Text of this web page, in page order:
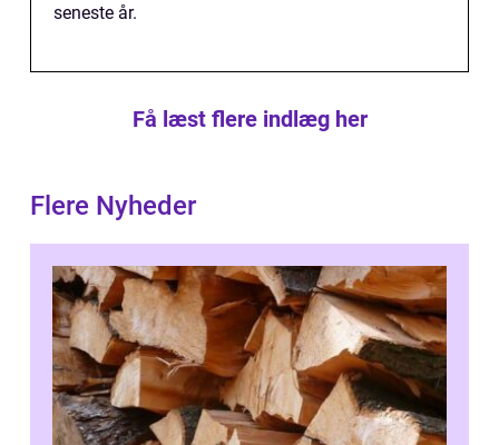
seneste år.
Få læst flere indlæg her
Flere Nyheder